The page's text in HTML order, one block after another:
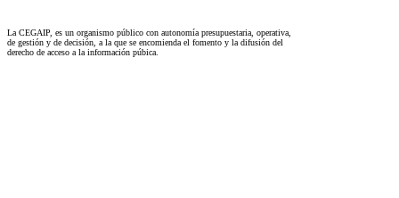
La CEGAIP, es un organismo público con autonomía presupuestaria, operativa,
de gestión y de decisión, a la que se encomienda el fomento y la difusión del
derecho de acceso a la información púbica.